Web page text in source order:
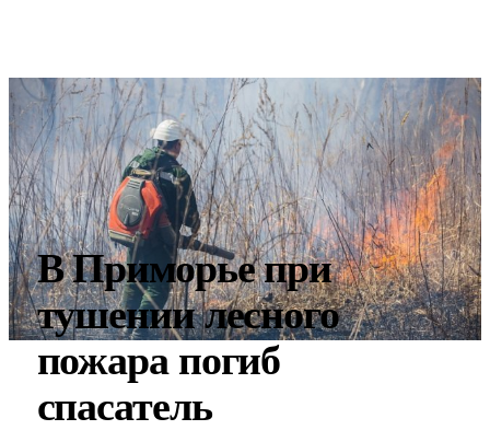
В Приморье при
тушении лесного
пожара погиб
спасатель